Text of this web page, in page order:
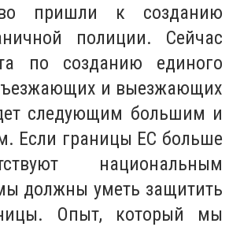
пришли к созданию
полиции. Сейчас
по созданию единого
и выезжающих
следующим большим и
Если границы ЕС больше
национальным
должны уметь защитить
Опыт, который мы